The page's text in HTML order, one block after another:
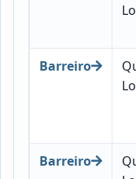
Barreiro
Barreiro